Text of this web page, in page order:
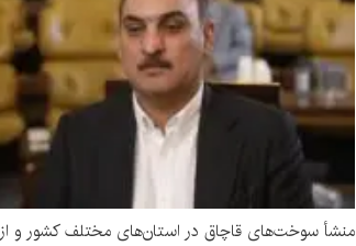
منشأ سوخت‌های قاچاق در استان‌های مختلف کشور و از